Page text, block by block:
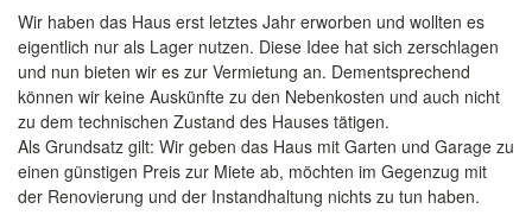
Wir haben das Haus erst letztes Jahr erworben und wollten es
eigentlich nur als Lager nutzen. Diese Idee hat sich zerschlagen
und nun bieten wir es zur Vermietung an. Dementsprechend
können wir keine Auskünfte zu den Nebenkosten und auch nicht
zu dem technischen Zustand des Hauses tätigen.
Als Grundsatz gilt: Wir geben das Haus mit Garten und Garage zu
einen günstigen Preis zur Miete ab, möchten im Gegenzug mit
der Renovierung und der Instandhaltung nichts zu tun haben.